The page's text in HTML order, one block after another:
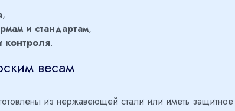
,
и стандартам,
контроля.
весам
из нержавеющей стали или иметь